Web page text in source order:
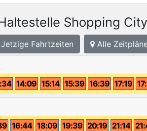
Shopping
Jetzige Fahrtzeiten Alle
14:09 15:14 15:39 16:39 17:19
16:44 18:09 19:39 20:19 21:14